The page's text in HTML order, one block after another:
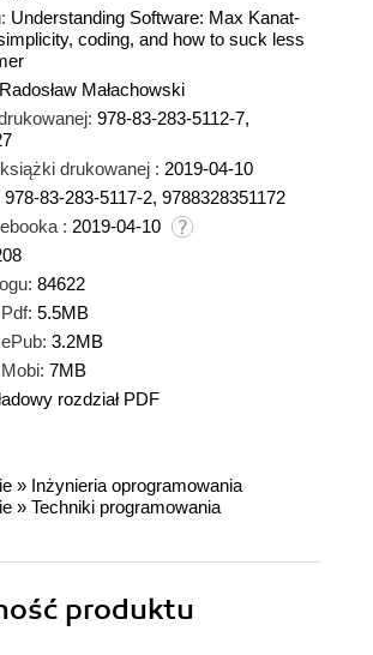
Understanding Software: Max Kanat-
coding, and how to suck less
Radosław Małachowski
978-83-283-5112-7,
drukowanej : 2019-04-10
978-83-283-5117-2, 9788328351172
: 2019-04-10
84622
5.5MB
3.2MB
7MB
rozdział PDF
» Inżynieria oprogramowania
» Techniki programowania
produktu